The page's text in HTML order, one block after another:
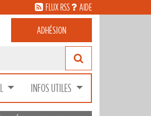
FLUX RSS AIDE
ADHÉSION
INFOS UTILES